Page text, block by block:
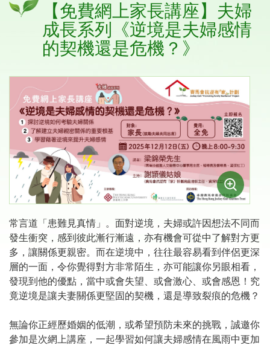
【免費網上家長講座】夫婦
成長系列《逆境是夫婦感情
的契機還是危機？》
常言道「患難見真情」。面對逆境，夫婦或許因想法不同而
發生衝突，感到彼此漸行漸遠，亦有機會可從中了解對方更
多，讓關係更親密。而在逆境中，往往最容易看到伴侶更深
層的一面，令你覺得對方非常陌生，亦可能讓你另眼相看，
發現到他的優點，當中或會失望、或會激心、或會感恩！究
竟逆境是讓夫妻關係更堅固的契機，還是導致裂痕的危機？
無論你正經歷婚姻的低潮，或希望預防未來的挑戰，誠邀你
參加是次網上講座，一起學習如何讓夫婦感情在風雨中更加